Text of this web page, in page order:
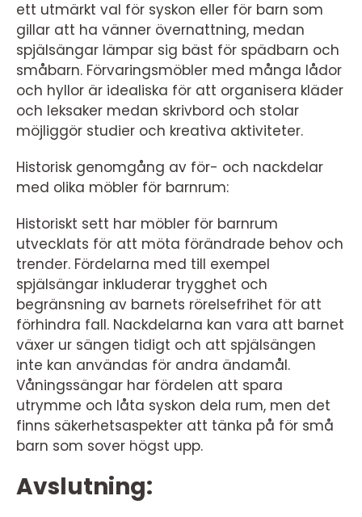
ett utmärkt val för syskon eller för barn som
gillar att ha vänner övernattning, medan
spjälsängar lämpar sig bäst för spädbarn och
småbarn. Förvaringsmöbler med många lådor
och hyllor är idealiska för att organisera kläder
och leksaker medan skrivbord och stolar
möjliggör studier och kreativa aktiviteter.
Historisk genomgång av för- och nackdelar
med olika möbler för barnrum:
Historiskt sett har möbler för barnrum
utvecklats för att möta förändrade behov och
trender. Fördelarna med till exempel
spjälsängar inkluderar trygghet och
begränsning av barnets rörelsefrihet för att
förhindra fall. Nackdelarna kan vara att barnet
växer ur sängen tidigt och att spjälsängen
inte kan användas för andra ändamål.
Våningssängar har fördelen att spara
utrymme och låta syskon dela rum, men det
finns säkerhetsaspekter att tänka på för små
barn som sover högst upp.
Avslutning: